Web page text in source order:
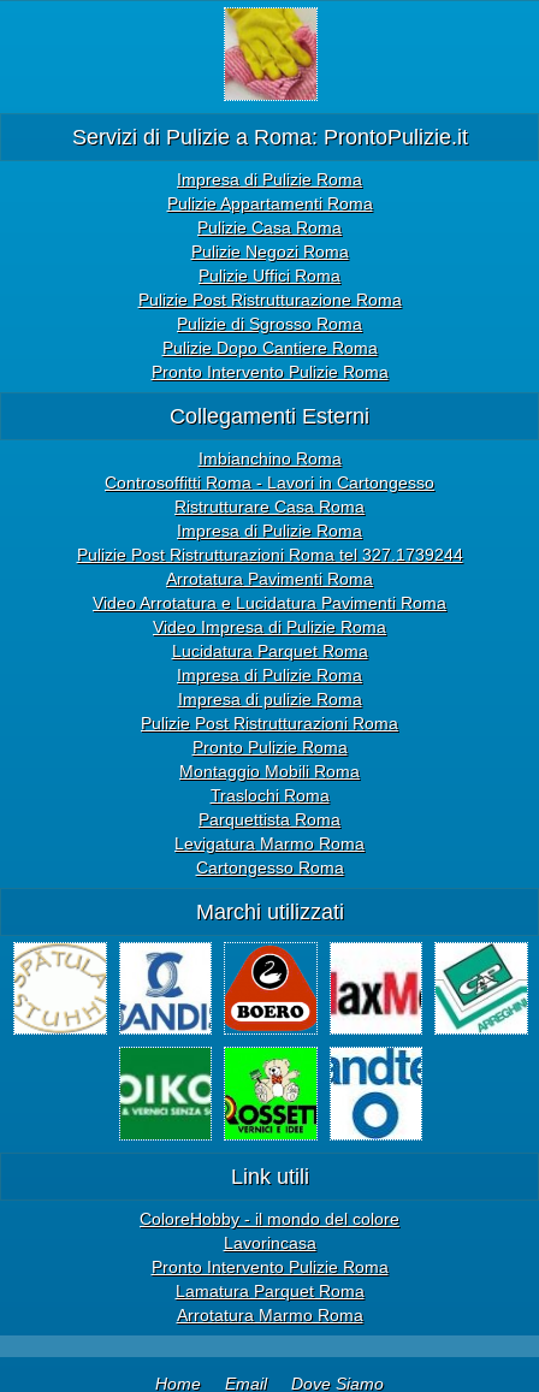
Servizi di Pulizie a Roma: ProntoPulizie.it
Impresa di Pulizie Roma
Pulizie Appartamenti Roma
Pulizie Casa Roma
Pulizie Negozi Roma
Pulizie Uffici Roma
Pulizie Post Ristrutturazione Roma
Pulizie di Sgrosso Roma
Pulizie Dopo Cantiere Roma
Pronto Intervento Pulizie Roma
Collegamenti Esterni
Imbianchino Roma
Controsoffitti Roma - Lavori in Cartongesso
Ristrutturare Casa Roma
Impresa di Pulizie Roma
Pulizie Post Ristrutturazioni Roma tel 327.1739244
Arrotatura Pavimenti Roma
Video Arrotatura e Lucidatura Pavimenti Roma
Video Impresa di Pulizie Roma
Lucidatura Parquet Roma
Impresa di Pulizie Roma
Impresa di pulizie Roma
Pulizie Post Ristrutturazioni Roma
Pronto Pulizie Roma
Montaggio Mobili Roma
Traslochi Roma
Parquettista Roma
Levigatura Marmo Roma
Cartongesso Roma
Marchi utilizzati
Link utili
ColoreHobby - il mondo del colore
Lavorincasa
Pronto Intervento Pulizie Roma
Lamatura Parquet Roma
Arrotatura Marmo Roma
Home Email Dove Siamo